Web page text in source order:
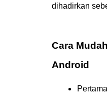
dihadirkan
Cara
Android